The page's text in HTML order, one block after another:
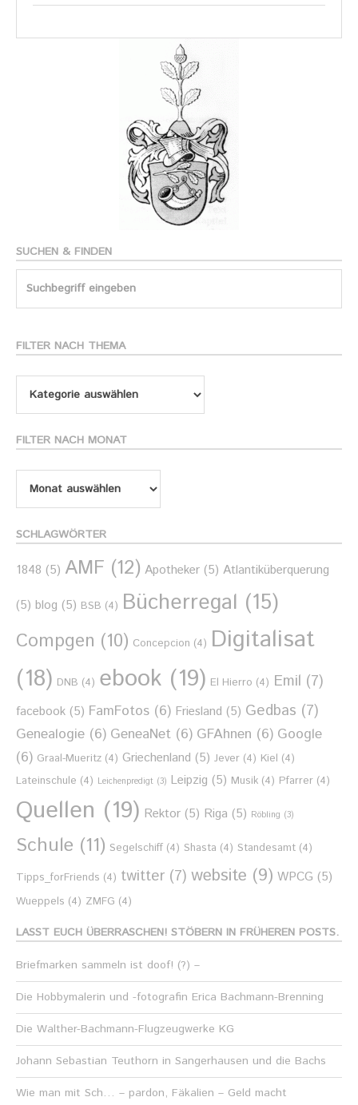
SUCHEN & FINDEN
Search
FILTER NACH THEMA
Filter
FILTER NACH MONAT
Filter
nach
Monat
SCHLAGWÖRTER
1848 (5) AMF (12) Apotheker (5) Atlantiküberquerung
(5) blog (5) BSB (4) Bücherregal (15)
Compgen (10) Concepcion (4) Digitalisat
(18) DNB (4) ebook (19) El Hierro (4) Emil (7)
facebook (5) FamFotos (6) Friesland (5) Gedbas (7)
Genealogie (6) GeneaNet (6) GFAhnen (6) Google
(6) Graal-Mueritz (4) Griechenland (5) Jever (4) Kiel (4)
Lateinschule (4) Leichenpredigt (3) Leipzig (5) Musik (4) Pfarrer (4)
Quellen (19) Rektor (5) Riga (5) Röbling (3)
Schule (11) Segelschiff (4) Shasta (4) Standesamt (4)
Tipps_forFriends (4) twitter (7) website (9) WPCG (5)
Wueppels (4) ZMFG (4)
LASST EUCH ÜBERRASCHEN! STÖBERN IN FRÜHEREN POSTS.
Briefmarken sammeln ist doof! (?) –
Die Hobbymalerin und -fotografin Erica Bachmann-Brenning
Die Walther-Bachmann-Flugzeugwerke KG
Johann Sebastian Teuthorn in Sangerhausen und die Bachs
Wie man mit Sch… – pardon, Fäkalien – Geld macht